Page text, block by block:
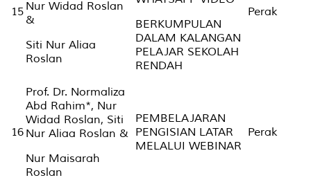
15 Nur Widad Roslan
&
Siti Nur Aliaa
Roslan
BERKUMPULAN
DALAM KALANGAN
PELAJAR SEKOLAH
RENDAH
Perak
16
Prof. Dr. Normaliza
Abd Rahim*, Nur
Widad Roslan, Siti
Nur Aliaa Roslan &
Nur Maisarah
Roslan
PEMBELAJARAN
PENGISIAN LATAR
MELALUI WEBINAR
Perak